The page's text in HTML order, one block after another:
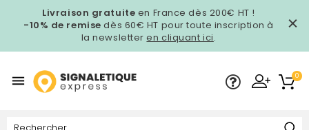
Livraison gratuite en France dès 200€ HT !
-10% de remise dès 60€ HT pour toute inscription à
la newsletteren cliquant ici.
 0